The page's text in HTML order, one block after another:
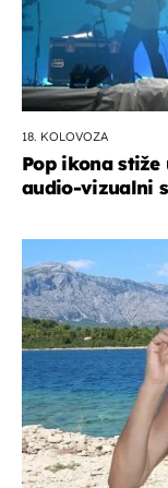
18. KOLOVOZA
Pop ikona
audio-vizualni